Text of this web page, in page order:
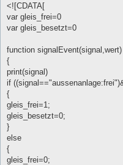
<![CDATA[
var gleis_frei=0
var gleis_besetzt=0
function signalEvent(signal,wert)
{
print(signal)
if
{
gleis_frei=1;
gleis_besetzt=0;
}
else
{
gleis_frei=0;